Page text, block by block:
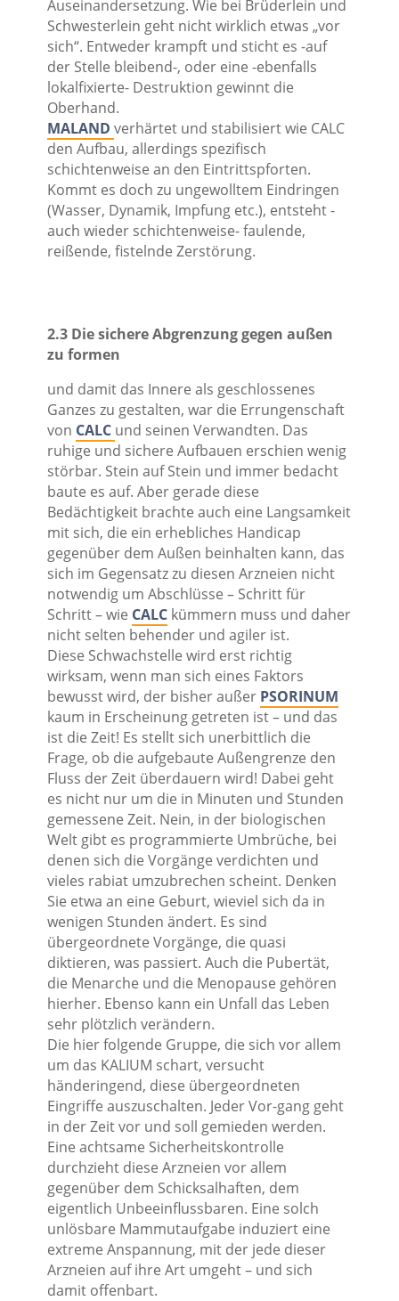
Auseinandersetzung. Wie bei Brüderlein und
Schwesterlein geht nicht wirklich etwas „vor
sich“. Entweder krampft und sticht es -auf
der Stelle bleibend-, oder eine -ebenfalls
lokalfixierte- Destruktion gewinnt die
Oberhand.
MALAND verhärtet und stabilisiert wie CALC
den Aufbau, allerdings spezifisch
schichtenweise an den Eintrittspforten.
Kommt es doch zu ungewolltem Eindringen
(Wasser, Dynamik, Impfung etc.), entsteht -
auch wieder schichtenweise- faulende,
reißende, fistelnde Zerstörung.
2.3 Die sichere Abgrenzung gegen außen
zu formen
und damit das Innere als geschlossenes
Ganzes zu gestalten, war die Errungenschaft
von CALC und seinen Verwandten. Das
ruhige und sichere Aufbauen erschien wenig
störbar. Stein auf Stein und immer bedacht
baute es auf. Aber gerade diese
Bedächtigkeit brachte auch eine Langsamkeit
mit sich, die ein erhebliches Handicap
gegenüber dem Außen beinhalten kann, das
sich im Gegensatz zu diesen Arzneien nicht
notwendig um Abschlüsse – Schritt für
Schritt – wie CALCkümmern muss und daher
nicht selten behender und agiler ist.
Diese Schwachstelle wird erst richtig
wirksam, wenn man sich eines Faktors
bewusst wird, der bisher außer PSORINUM
kaum in Erscheinung getreten ist – und das
ist die Zeit! Es stellt sich unerbittlich die
Frage, ob die aufgebaute Außengrenze den
Fluss der Zeit überdauern wird! Dabei geht
es nicht nur um die in Minuten und Stunden
gemessene Zeit. Nein, in der biologischen
Welt gibt es programmierte Umbrüche, bei
denen sich die Vorgänge verdichten und
vieles rabiat umzubrechen scheint. Denken
Sie etwa an eine Geburt, wieviel sich da in
wenigen Stunden ändert. Es sind
übergeordnete Vorgänge, die quasi
diktieren, was passiert. Auch die Pubertät,
die Menarche und die Menopause gehören
hierher. Ebenso kann ein Unfall das Leben
sehr plötzlich verändern.
Die hier folgende Gruppe, die sich vor allem
um das KALIUM schart, versucht
händeringend, diese übergeordneten
Eingriffe auszuschalten. Jeder Vor-gang geht
in der Zeit vor und soll gemieden werden.
Eine achtsame Sicherheitskontrolle
durchzieht diese Arzneien vor allem
gegenüber dem Schicksalhaften, dem
eigentlich Unbeeinflussbaren. Eine solch
unlösbare Mammutaufgabe induziert eine
extreme Anspannung, mit der jede dieser
Arzneien auf ihre Art umgeht – und sich
damit offenbart.